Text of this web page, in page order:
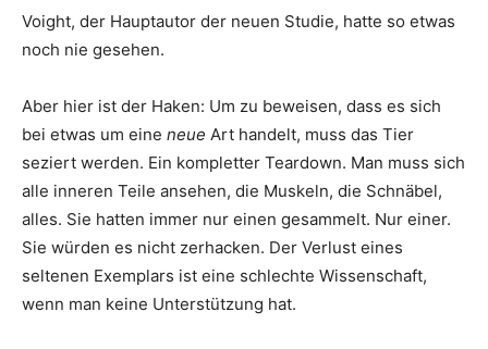
Voight, der Hauptautor der neuen Studie, hatte so etwas
noch nie gesehen.
Aber hier ist der Haken: Um zu beweisen, dass es sich
bei etwas um eine neue Art handelt, muss das Tier
seziert werden. Ein kompletter Teardown. Man muss sich
alle inneren Teile ansehen, die Muskeln, die Schnäbel,
alles. Sie hatten immer nur einen gesammelt. Nur einer.
Sie würden es nicht zerhacken. Der Verlust eines
seltenen Exemplars ist eine schlechte Wissenschaft,
wenn man keine Unterstützung hat.